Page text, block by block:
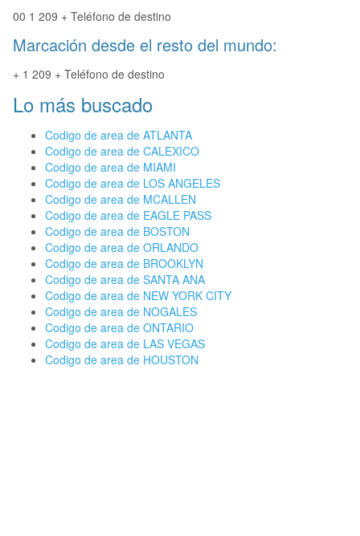
00 1 209 + Teléfono de destino
Marcación desde el resto del mundo:
+ 1 209 + Teléfono de destino
Lo más buscado
Codigo de area de ATLANTA
Codigo de area de CALEXICO
Codigo de area de MIAMI
Codigo de area de LOS ANGELES
Codigo de area de MCALLEN
Codigo de area de EAGLE PASS
Codigo de area de BOSTON
Codigo de area de ORLANDO
Codigo de area de BROOKLYN
Codigo de area de SANTA ANA
Codigo de area de NEW YORK CITY
Codigo de area de NOGALES
Codigo de area de ONTARIO
Codigo de area de LAS VEGAS
Codigo de area de HOUSTON